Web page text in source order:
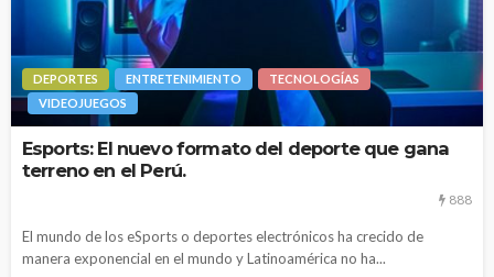
DEPORTES ENTRETENIMIENTO
TECNOLOGÍAS
VIDEOJUEGOS
Esports: El nuevo formato del deporte que gana
terreno en el Perú.
888
El mundo de los eSports o deportes electrónicos ha crecido de
manera exponencial en el mundo y Latinoamérica no ha...